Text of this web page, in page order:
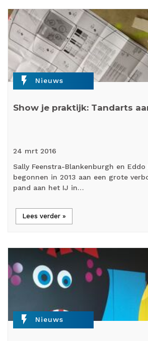
flash_on Nieuws
Show je praktijk: Tandarts
24 mrt 2016
Sally Feenstra-Blankenburgh en Eddo
begonnen in 2013 aan een grote
pand aan het IJ in…
Lees verder »
flash_on Nieuws